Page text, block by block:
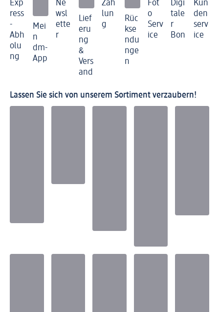
Exp
ress
-
Abh
olu
ng
Mei
n
dm-
App
Ne
wsl
ette
r
Lief
eru
ng
&
Vers
and
Zah
lun
g
Rüc
kse
ndu
nge
n
Fot
o
Serv
ice
Digi
tale
r
Bon
Kun
den
serv
ice
Lassen Sie sich von unserem Sortiment verzaubern!